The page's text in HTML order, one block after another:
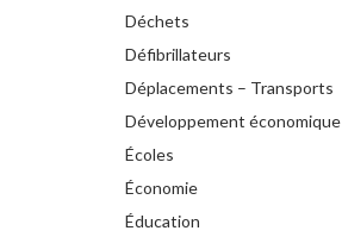
Déchets
Défibrillateurs
Déplacements – Transports
Développement économique
Écoles
Économie
Éducation